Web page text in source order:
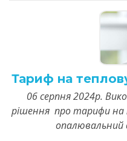
Тариф на
06 серпня 2024р.
рішення про тарифи на
опалювальний